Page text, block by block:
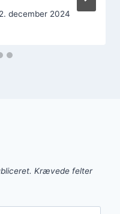
december 2024
Krævede felter